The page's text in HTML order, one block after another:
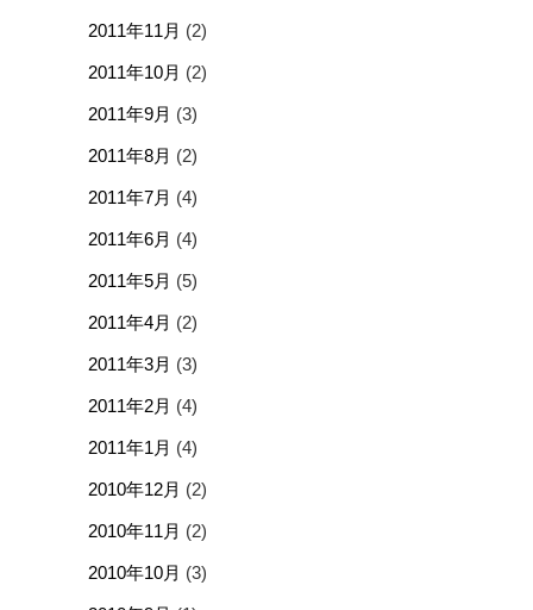
2011年11月 (2)
2011年10月 (2)
2011年9月 (3)
2011年8月 (2)
2011年7月 (4)
2011年6月 (4)
2011年5月 (5)
2011年4月 (2)
2011年3月 (3)
2011年2月 (4)
2011年1月 (4)
2010年12月 (2)
2010年11月 (2)
2010年10月 (3)